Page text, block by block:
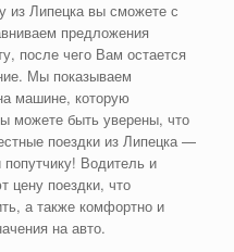
из Липецка вы сможете с
предложения
после чего Вам остается
Мы показываем
машине, которую
можете быть уверены, что
поездки из Липецка —
Водитель и
цену поездки, что
а также комфортно и
на авто.